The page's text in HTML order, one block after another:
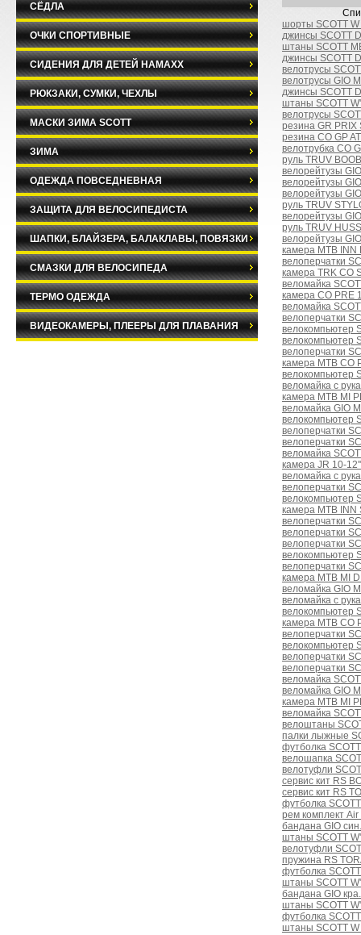
шорты SCOTT W
джинсы SCOTT
штаны SCOTT
джинсы SCOTT
велотрусы
велотрусы GIO
джинсы SCOTT
штаны SCOTT
велотрусы
резина GR PRIX
резина CO GP
велотрубка CO
руль TRUV
велорейтузы
велорейтузы
велорейтузы
руль TRUV
велорейтузы
руль TRUV
велорейтузы
камера MTB INN
велоперчатки
камера TRK CO
веломайка
камера CO PRE
веломайка
велоперчатки
велокомпьютер
велокомпьютер
велоперчатки
камера MTB CO
велокомпьютер
веломайка с
камера MTB MI
веломайка GIO
велокомпьютер
велоперчатки
велоперчатки
веломайка
камера JR 10-
веломайка с
велоперчатки
велокомпьютер
камера MTB INN
велоперчатки
велоперчатки
велоперчатки
велокомпьютер
велоперчатки
камера MTB MI
веломайка GIO
веломайка с
велокомпьютер
камера MTB CO
велоперчатки
велокомпьютер
велоперчатки
велоперчатки
веломайка
веломайка GIO
камера MTB MI
веломайка
велоштаны
палки лыжные
футболка
велошапка
велотуфли
сервис кит RS
сервис кит RS
футболка
рем комплект
бандана GIO син.
штаны SCOTT
велотуфли
пружина RS
футболка
штаны SCOTT
бандана GIO кра.
штаны SCOTT
футболка
штаны SCOTT W
СЁДЛА
ОЧКИ СПОРТИВНЫЕ
СИДЕНИЯ ДЛЯ ДЕТЕЙ HAMAXX
РЮКЗАКИ, СУМКИ, ЧЕХЛЫ
МАСКИ ЗИМА SCOTT
ЗИМА
ОДЕЖДА ПОВСЕДНЕВНАЯ
ЗАЩИТА ДЛЯ ВЕЛОСИПЕДИСТА
ШАПКИ, БЛАЙЗЕРА, БАЛАКЛАВЫ, ПОВЯЗКИ
СМАЗКИ ДЛЯ ВЕЛОСИПЕДА
ТЕРМО ОДЕЖДА
ВИДЕОКАМЕРЫ, ПЛЕЕРЫ ДЛЯ ПЛАВАНИЯ